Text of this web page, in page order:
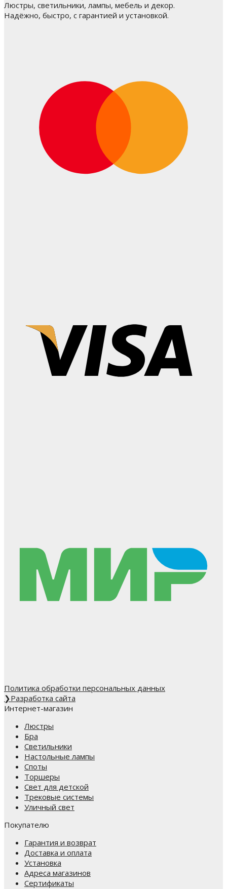
Люстры, светильники, лампы, мебель и декор.
Надёжно, быстро, с гарантией и установкой.
Политика обработки персональных данных
❯Разработка сайта
Интернет-магазин
Люстры
Бра
Светильники
Настольные лампы
Споты
Торшеры
Свет для детской
Трековые системы
Уличный свет
Покупателю
Гарантия и возврат
Доставка и оплата
Установка
Адреса магазинов
Сертификаты